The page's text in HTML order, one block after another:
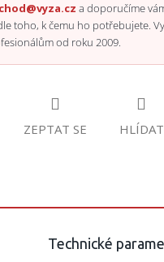
a doporučíme
toho, k čemu ho potřebujete.
od roku 2009.
ZEPTAT SE HLÍDAT
Technické